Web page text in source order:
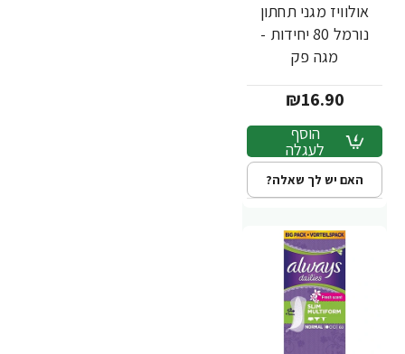
אולוויז מגני תחתון
נורמל 80 יחידות -
מגה פק
₪16.90
הוסף
לעגלה
האם יש לך שאלה?